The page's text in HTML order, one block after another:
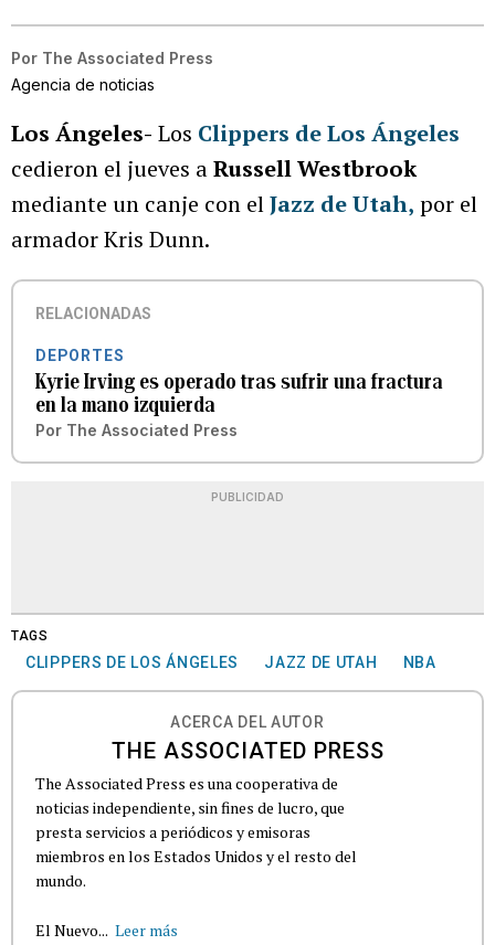
Por The Associated Press
Agencia de noticias
Los Ángeles- Los Clippers de Los Ángeles
cedieron el jueves aRussell Westbrook
mediante un canje con elJazz de Utah, por el
armador Kris Dunn.
RELACIONADAS
DEPORTES
Kyrie Irving es operado tras sufrir una fractura
en la mano izquierda
Por The Associated Press
PUBLICIDAD
TAGS
CLIPPERS DE LOS ÁNGELES JAZZ DE UTAH NBA
ACERCA DEL AUTOR
THE ASSOCIATED PRESS
The Associated Press es una cooperativa de
noticias independiente, sin fines de lucro, que
presta servicios a periódicos y emisoras
miembros en los Estados Unidos y el resto del
mundo.
El Nuevo... Leer más